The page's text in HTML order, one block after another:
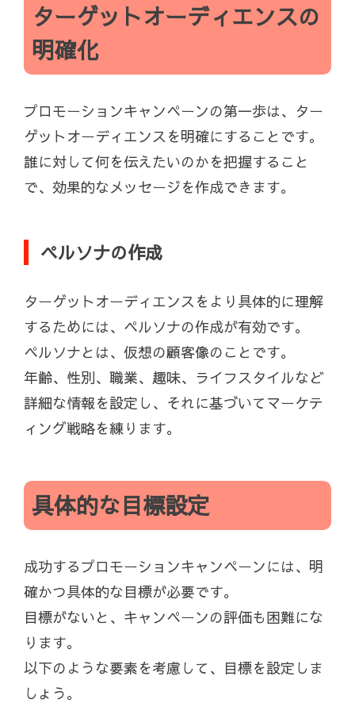
ターゲットオーディエンスの
明確化
プロモーションキャンペーンの第一歩は、ター
ゲットオーディエンスを明確にすることです。
誰に対して何を伝えたいのかを把握すること
で、効果的なメッセージを作成できます。
ペルソナの作成
ターゲットオーディエンスをより具体的に理解
するためには、ペルソナの作成が有効です。
ペルソナとは、仮想の顧客像のことです。
年齢、性別、職業、趣味、ライフスタイルなど
詳細な情報を設定し、それに基づいてマーケテ
ィング戦略を練ります。
具体的な目標設定
成功するプロモーションキャンペーンには、明
確かつ具体的な目標が必要です。
目標がないと、キャンペーンの評価も困難にな
ります。
以下のような要素を考慮して、目標を設定しま
しょう。